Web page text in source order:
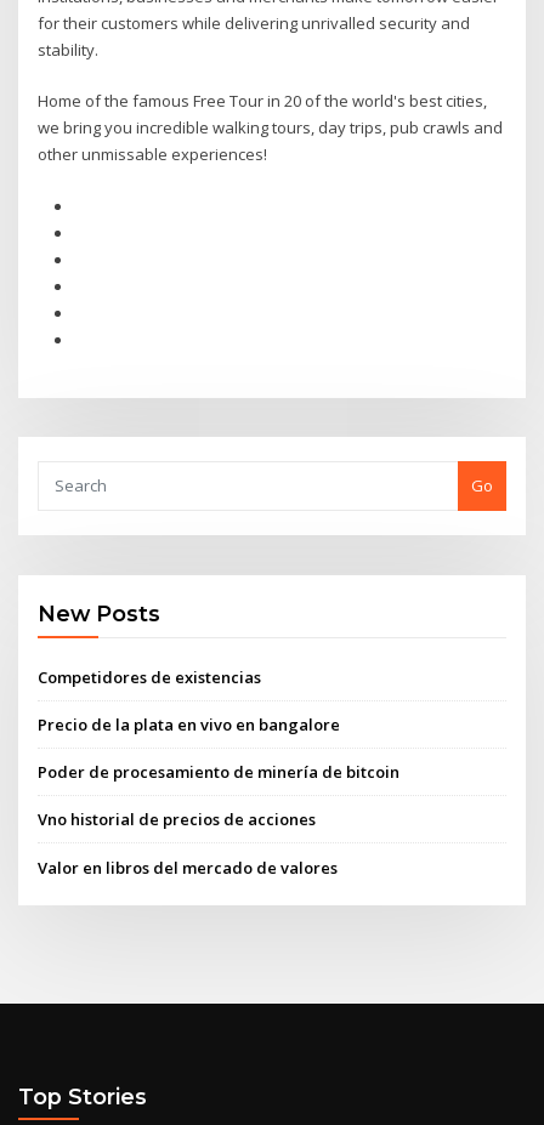
for their customers while delivering unrivalled security and
stability.
Home of the famous Free Tour in 20 of the world's best cities,
we bring you incredible walking tours, day trips, pub crawls and
other unmissable experiences!
Go
New Posts
Competidores de existencias
Precio de la plata en vivo en bangalore
Poder de procesamiento de minería de bitcoin
Vno historial de precios de acciones
Valor en libros del mercado de valores
Top Stories